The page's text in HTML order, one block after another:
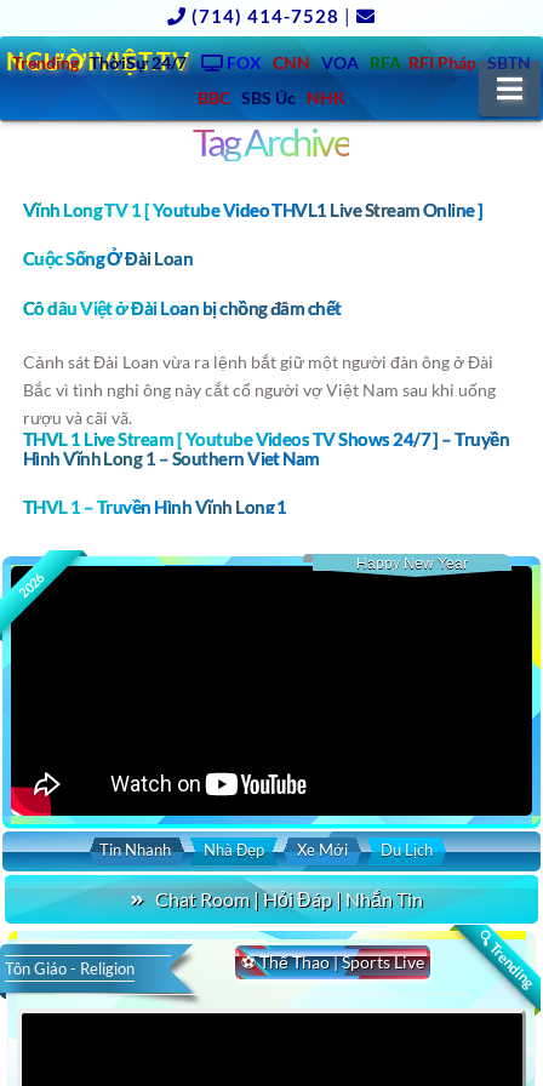
(714) 414-7528 |
Trending ThờiSự 24/7 FOX CNN VOA RFA RFI Pháp SBTN
BBC SBS Úc NHK
NGƯỜIVIỆT.TV
Tag Archive
Vĩnh Long TV 1 [ Youtube Video THVL1 Live Stream Online ]
Cuộc Sống Ở Đài Loan
Cô dâu Việt ở Đài Loan bị chồng đâm chết
Cảnh sát Đài Loan vừa ra lệnh bắt giữ một người đàn ông ở Đài
Bắc vì tình nghi ông này cắt cổ người vợ Việt Nam sau khi uống
rượu và cãi vã.
THVL 1 Live Stream [ Youtube Videos TV Shows 24/7 ] – Truyền
Hình Vĩnh Long 1 – Southern Viet Nam
THVL 1 – Truyền Hình Vĩnh Long 1
2026
Happy New Year
Tin Nhanh Nhà Đẹp Xe Mới Du Lịch
Chat Room | Hỏi Đáp | Nhắn Tin
🔍 Trending
⚽ Thể Thao | Sports Live
Tôn Giáo - Religion